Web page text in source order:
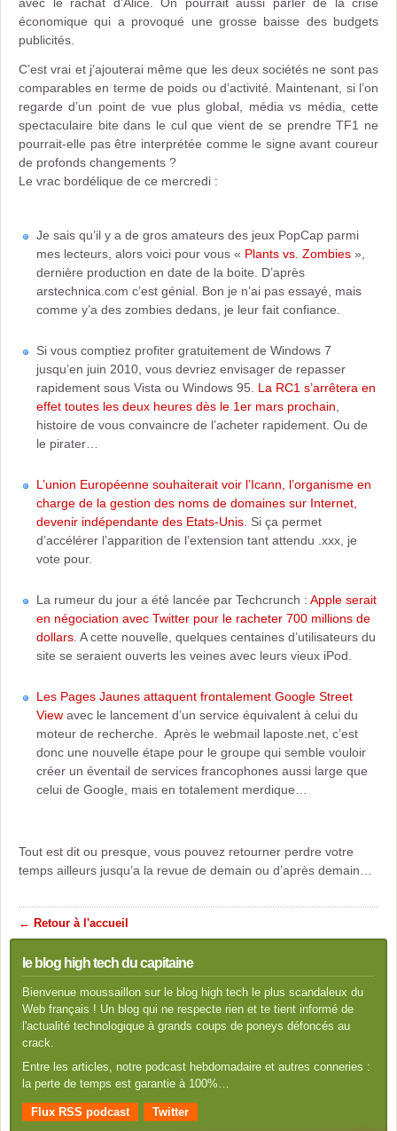
économique qui a provoqué une grosse baisse des budgets
publicités.
C’est vrai et j’ajouterai même que les deux sociétés ne sont pas
comparables en terme de poids ou d’activité. Maintenant, si l’on
regarde d’un point de vue plus global, média vs média, cette
spectaculaire bite dans le cul que vient de se prendre TF1 ne
pourrait-elle pas être interprétée comme le signe avant coureur
de profonds changements ?
Le vrac bordélique de ce mercredi :
Je sais qu’il y a de gros amateurs des jeux PopCap parmi
mes lecteurs, alors voici pour vous « Plants vs. Zombies »,
dernière production en date de la boite. D’après
arstechnica.com c’est génial. Bon je n’ai pas essayé, mais
comme y’a des zombies dedans, je leur fait confiance.
Si vous comptiez profiter gratuitement de Windows 7
jusqu’en juin 2010, vous devriez envisager de repasser
rapidement sous Vista ou Windows 95.
La RC1 s’arrêtera en
effet toutes les deux heures dès le 1er mars prochain
histoire de vous convaincre de l’acheter rapidement. Ou de
le pirater…
L’union Européenne souhaiterait voir l’Icann, l’organisme en
charge de la gestion des noms de domaines sur Internet,
devenir indépendante des Etats-Unis . Si ça permet
d’accélérer l’apparition de l’extension tant attendu .xxx, je
vote pour.
La rumeur du jour a été lancée par Techcrunch : Apple serait
en négociation avec Twitter pour le racheter 700 millions de
dollars . A cette nouvelle, quelques centaines d’utilisateurs du
site se seraient ouverts les veines avec leurs vieux iPod.
Les Pages Jaunes attaquent frontalement Google Street
View avec le lancement d’un service équivalent à celui du
moteur de recherche. Après le webmail laposte.net, c’est
donc une nouvelle étape pour le groupe qui semble vouloir
créer un éventail de services francophones aussi large que
celui de Google, mais en totalement merdique…
Tout est dit ou presque, vous pouvez retourner perdre votre
temps ailleurs jusqu’a la revue de demain ou d’après demain…
← Retour à l'accueil
le blog high tech du capitaine
Bienvenue moussaillon sur le blog high tech le plus scandaleux du
Web français ! Un blog qui ne respecte rien et te tient informé de
l'actualité technologique à grands coups de poneys défoncés au
crack.
Entre les articles, notre podcast hebdomadaire et autres conneries :
la perte de temps est garantie à 100%…
Flux RSS podcast Twitter